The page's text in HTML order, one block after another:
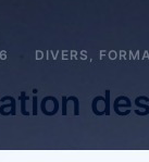
DIVERS